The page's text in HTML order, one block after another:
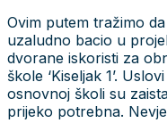
Ovim putem tražimo
uzaludno bacio u
dvorane iskoristi za
škole ‘Kiseljak 1’.
osnovnoj školi su
prijeko potrebna.